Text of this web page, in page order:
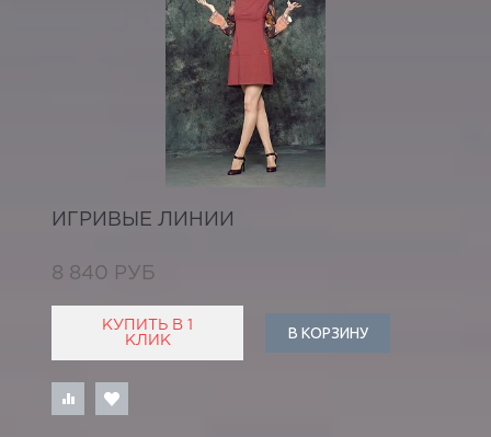
ИГРИВЫЕ ЛИНИИ
8 840 РУБ
КУПИТЬ В 1
КЛИК
В КОРЗИНУ